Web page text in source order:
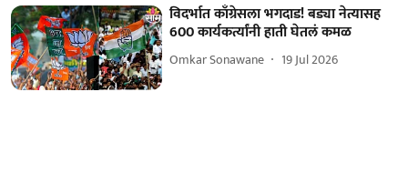
विदर्भात काँग्रेसला भगदाड! बड्या नेत्यासह
600 कार्यकर्त्यांनी हाती घेतलं कमळ
Omkar Sonawane 19 Jul 2026